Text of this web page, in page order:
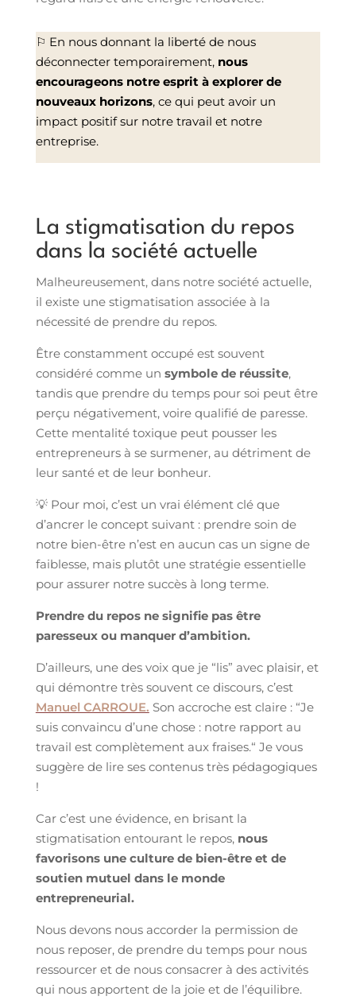
⚐ En nous donnant la liberté de nous
déconnecter temporairement, nous
encourageons notre esprit à explorer de
nouveaux horizons, ce qui peut avoir un
impact positif sur notre travail et notre
entreprise.
La stigmatisation du repos
dans la société actuelle
Malheureusement, dans notre société actuelle,
il existe une stigmatisation associée à la
nécessité de prendre du repos.
Être constamment occupé est souvent
considéré comme un symbole de réussite,
tandis que prendre du temps pour soi peut être
perçu négativement, voire qualifié de paresse.
Cette mentalité toxique peut pousser les
entrepreneurs à se surmener, au détriment de
leur santé et de leur bonheur.
💡 Pour moi, c’est un vrai élément clé que
d’ancrer le concept suivant : prendre soin de
notre bien-être n’est en aucun cas un signe de
faiblesse, mais plutôt une stratégie essentielle
pour assurer notre succès à long terme.
Prendre du repos ne signifie pas être
paresseux ou manquer d’ambition.
D’ailleurs, une des voix que je “lis” avec plaisir, et
qui démontre très souvent ce discours, c’est
Manuel CARROUE. Son accroche est claire : “Je
suis convaincu d’une chose : notre rapport au
travail est complètement aux fraises.“ Je vous
suggère de lire ses contenus très pédagogiques
!
Car c’est une évidence, en brisant la
stigmatisation entourant le repos, nous
favorisons une culture de bien-être et de
soutien mutuel dans le monde
entrepreneurial.
Nous devons nous accorder la permission de
nous reposer, de prendre du temps pour nous
ressourcer et de nous consacrer à des activités
qui nous apportent de la joie et de l’équilibre.